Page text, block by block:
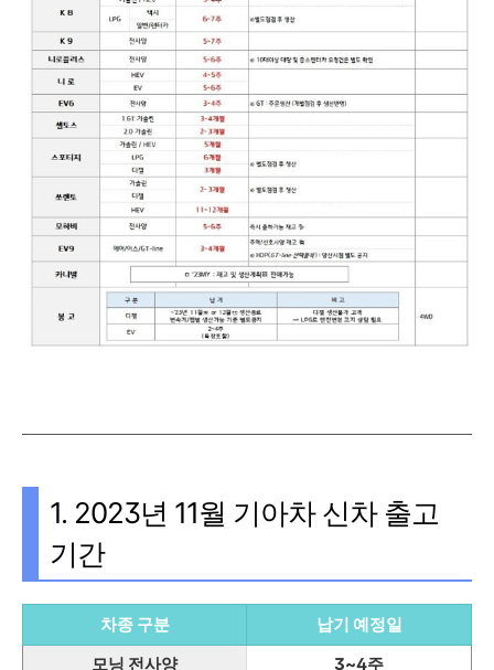
1. 2023년 11월 기아차 신차 출고
기간
차종 구분
납기 예정일
모닝 전사양
3~4주